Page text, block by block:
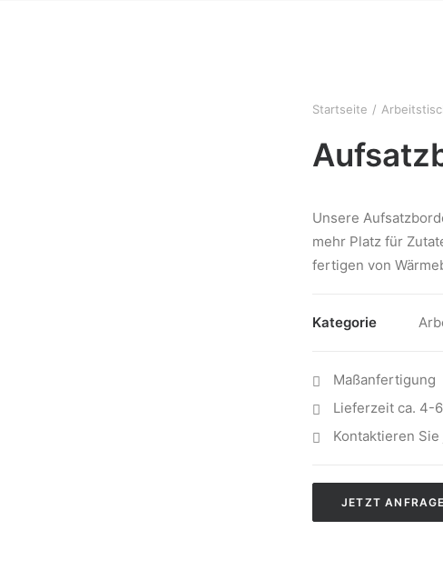
Startseite
Unsere
mehr Platz für
fertigen von
Kategorie
Maßanfertigung
Lieferzeit ca. 4-
Kontaktieren
JETZT